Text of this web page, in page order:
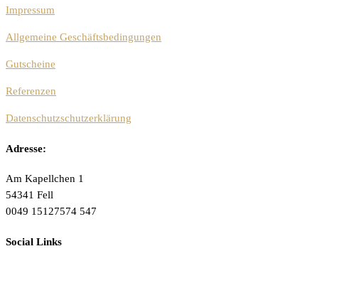
Impressum
Allgemeine Geschäftsbedingungen
Gutscheine
Referenzen
Datenschutzschutzerklärung
Adresse:
Am Kapellchen 1
54341 Fell
0049 15127574 547
Social Links